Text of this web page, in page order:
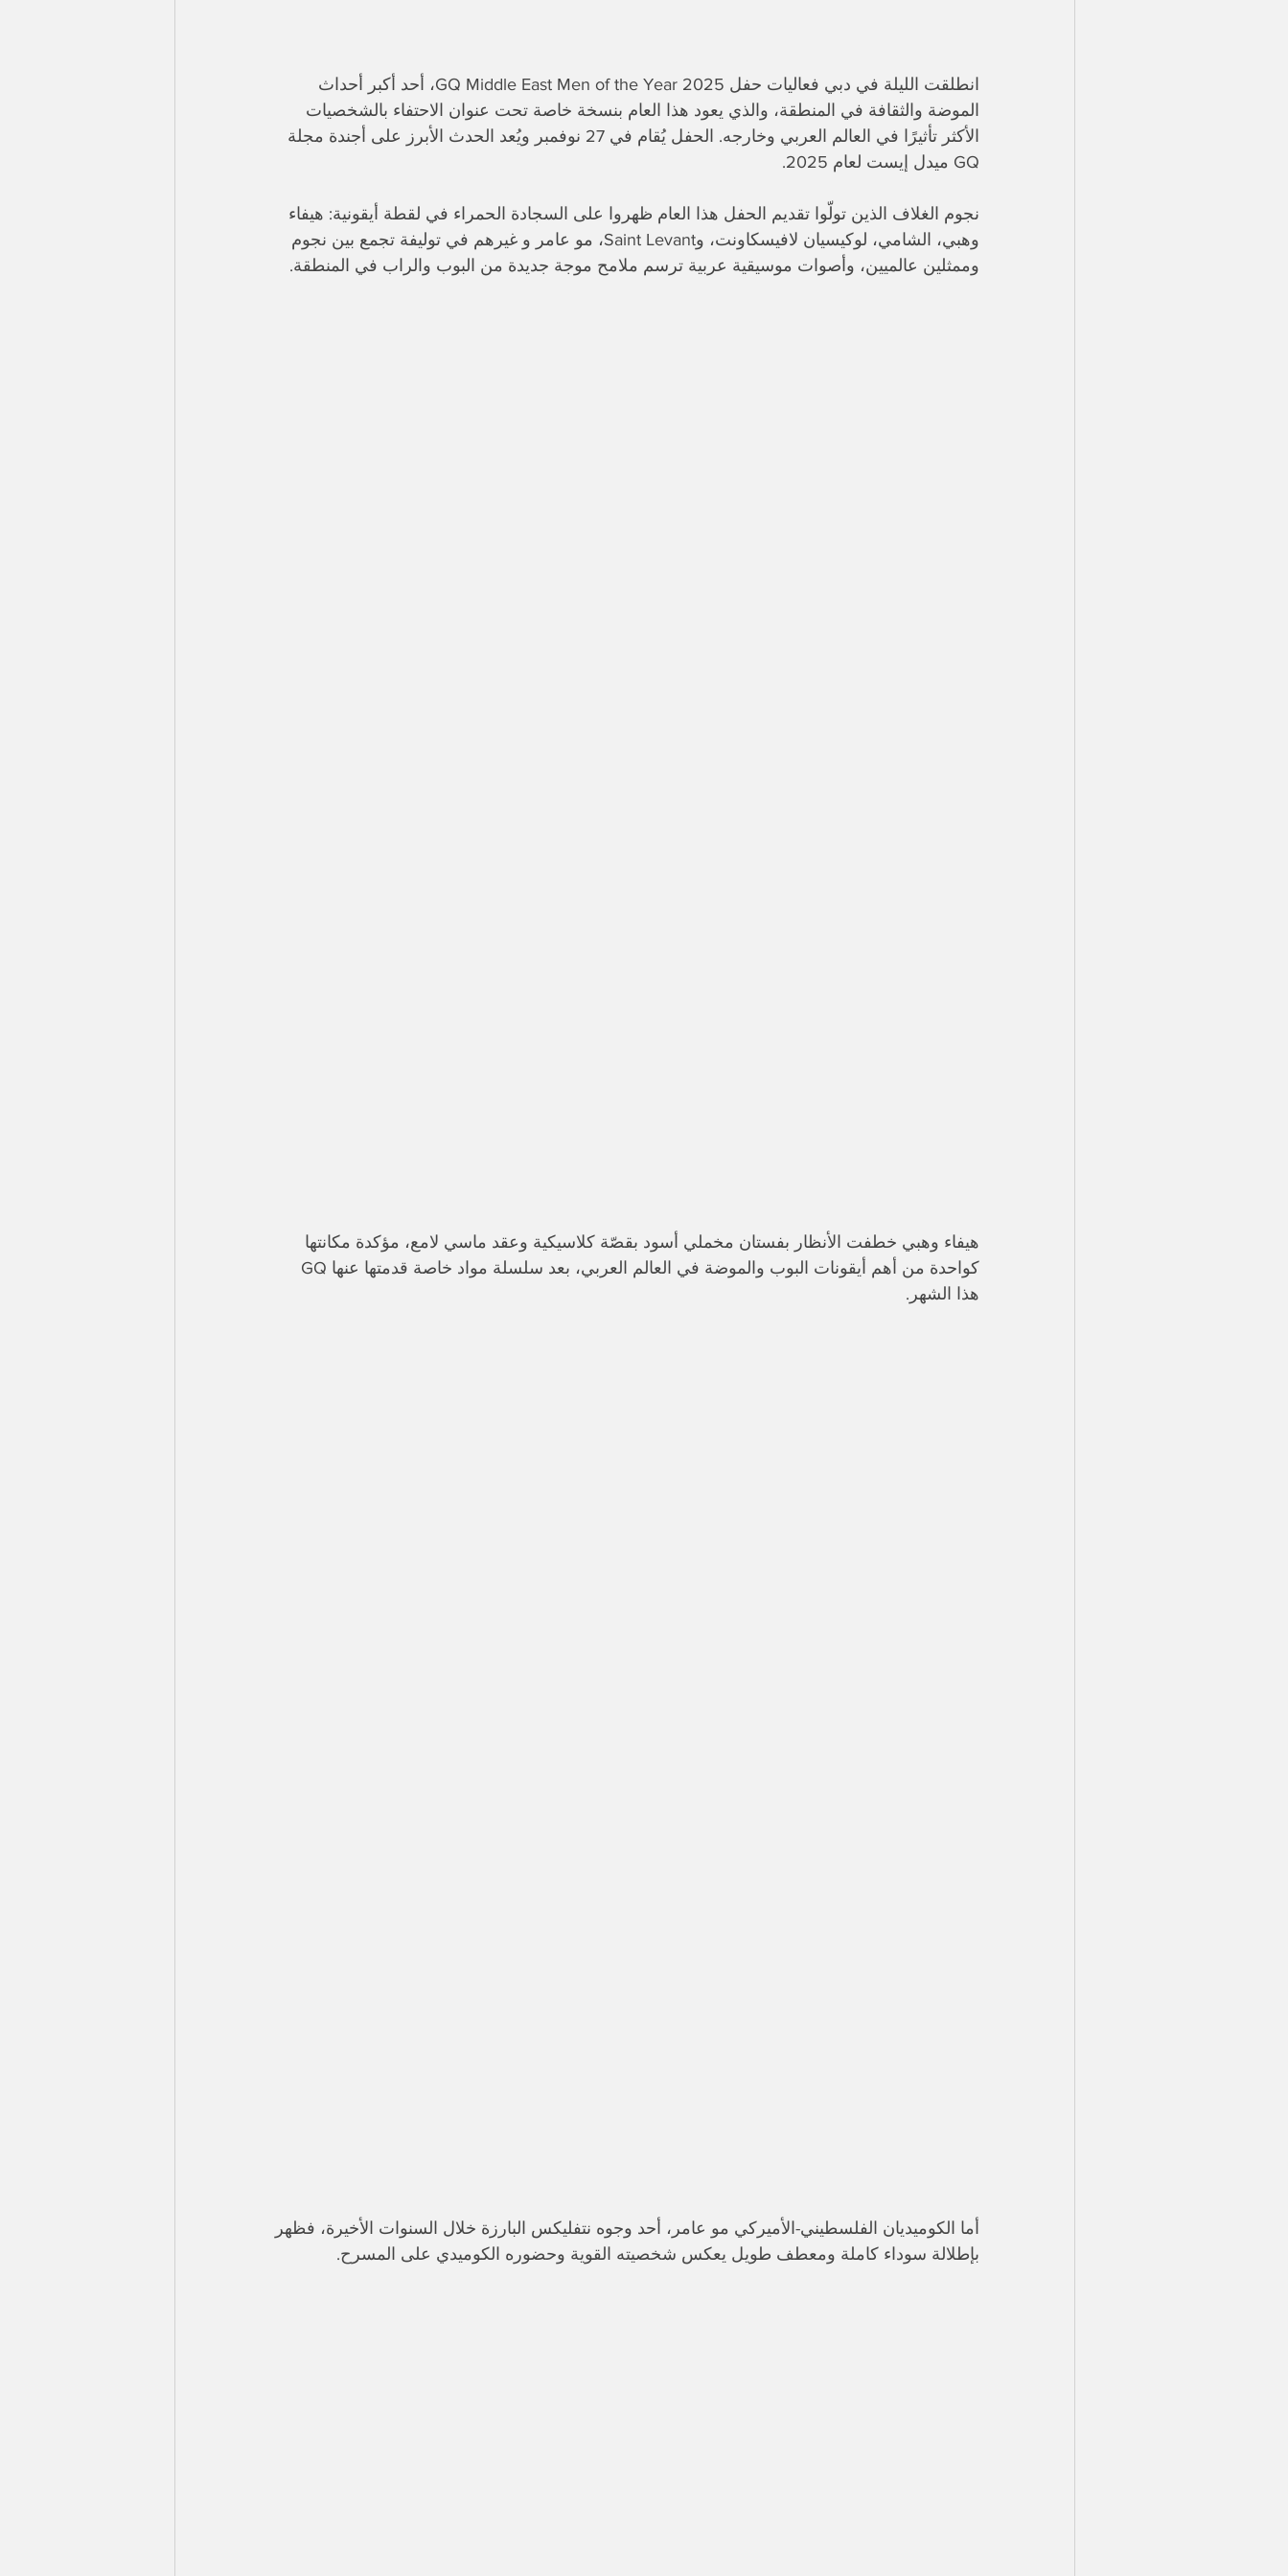
انطلقت الليلة في دبي فعاليات حفل GQ Middle East Men of the Year 2025، أحد أكبر أحداث
الموضة والثقافة في المنطقة، والذي يعود هذا العام بنسخة خاصة تحت عنوان الاحتفاء بالشخصيات
الأكثر تأثيرًا في العالم العربي وخارجه. الحفل يُقام في 27 نوفمبر ويُعد الحدث الأبرز على أجندة مجلة
GQ ميدل إيست لعام 2025.
نجوم الغلاف الذين تولّوا تقديم الحفل هذا العام ظهروا على السجادة الحمراء في لقطة أيقونية: هيفاء
وهبي، الشامي، لوكيسيان لافيسكاونت، وSaint Levant، مو عامر و غيرهم في توليفة تجمع بين نجوم
وممثلين عالميين، وأصوات موسيقية عربية ترسم ملامح موجة جديدة من البوب والراب في المنطقة.
هيفاء وهبي خطفت الأنظار بفستان مخملي أسود بقصّة كلاسيكية وعقد ماسي لامع، مؤكدة مكانتها
هذا الشهر.
أما الكوميديان الفلسطيني-الأميركي مو عامر، أحد وجوه نتفليكس البارزة خلال السنوات الأخيرة، فظهر
بإطلالة سوداء كاملة ومعطف طويل يعكس شخصيته القوية وحضوره الكوميدي على المسرح.